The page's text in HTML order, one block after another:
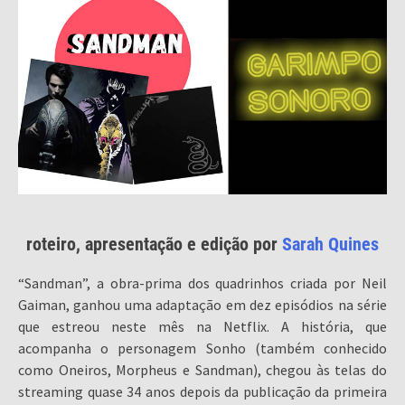
roteiro, apresentação e edição por Sarah Quines
“Sandman”, a obra-prima dos quadrinhos criada por Neil
Gaiman, ganhou uma adaptação em dez episódios na série
que estreou neste mês na Netflix. A história, que
acompanha o personagem Sonho (também conhecido
como Oneiros, Morpheus e Sandman), chegou às telas do
streaming quase 34 anos depois da publicação da primeira